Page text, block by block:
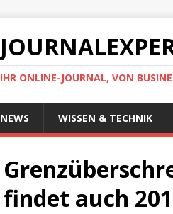
IHR ONLINE-JOURNAL, VON
NEWS WISSEN & TECHNIK
findet auch